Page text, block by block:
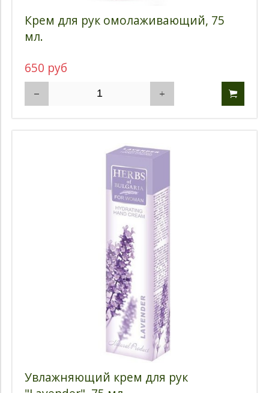
Крем для рук омолаживающий, 75
мл.
650 руб
Увлажняющий крем для рук